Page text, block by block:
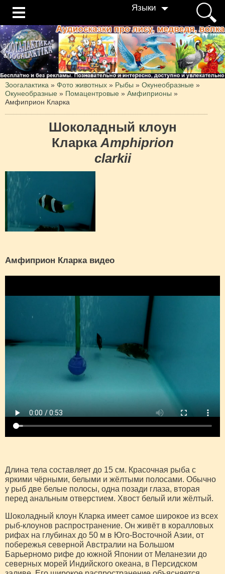
Языки
Зоогалактика » Фото животных » Рыбы » Окунеобразные »
Окунеобразные » Помацентровые » Амфиприоны »
Амфиприон Кларка
Шоколадный клоун
Кларка Amphiprion
clarkii
Амфиприон Кларка видео
Длина тела составляет до 15 см. Красочная рыба с
яркими чёрными, белыми и жёлтыми полосами. Обычно
у рыб две белые полосы, одна позади глаза, вторая
перед анальным отверстием. Хвост белый или жёлтый.
Шоколадный клоун Кларка имеет самое широкое из всех
рыб-клоунов распространение. Он живёт в коралловых
рифах на глубинах до 50 м в Юго-Восточной Азии, от
побережья северной Австралии на Большом
Барьерномо рифе до южной Японии от Меланезии до
северных морей Индийского океана, в Персидском